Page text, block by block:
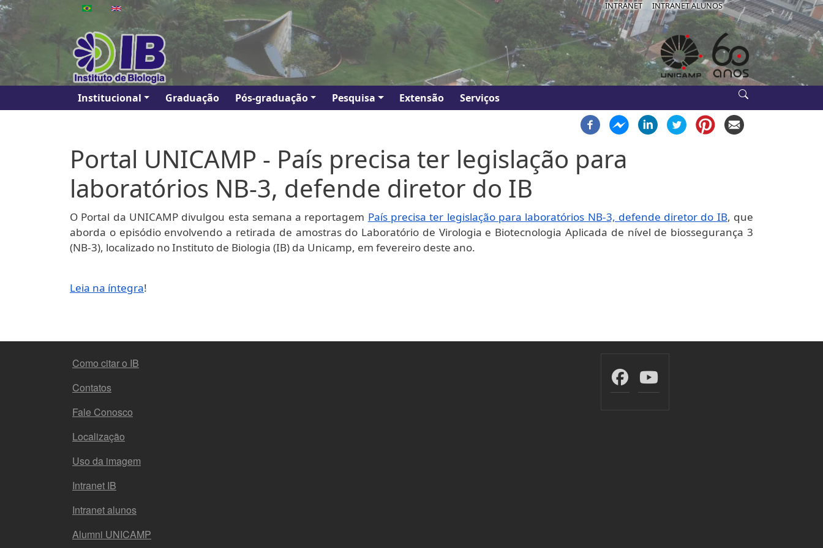
Pular para o conteúdo principal IB-
INTRANET INTRANET ALUNOS
Main navigation
Institucional Graduação Pós-graduação Pesquisa Extensão Serviços
Portal UNICAMP - País precisa ter legislação para
laboratórios NB-3, defende diretor do IB
O Portal da UNICAMP divulgou esta semana a reportagem País precisa ter legislação para laboratórios NB-3, defende diretor do IB, que
aborda o episódio envolvendo a retirada de amostras do Laboratório de Virologia e Biotecnologia Aplicada de nível de biossegurança 3
(NB-3), localizado no Instituto de Biologia (IB) da Unicamp, em fevereiro deste ano.
Leia na íntegra!
FOOTER MENU
Como citar o IB
Contatos
Fale Conosco
Localização
Uso da imagem
Intranet IB
Intranet alunos
Alumni UNICAMP